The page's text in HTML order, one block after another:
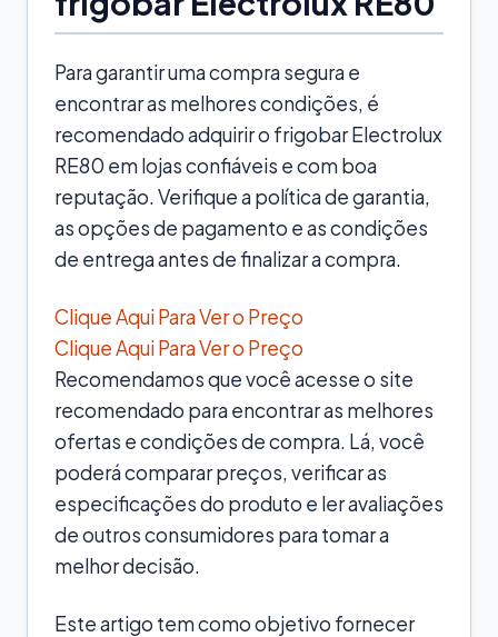
Para garantir uma compra segura e
encontrar as melhores condições, é
recomendado adquirir o frigobar Electrolux
RE80 em lojas confiáveis e com boa
reputação. Verifique a política de garantia,
as opções de pagamento e as condições
de entrega antes de finalizar a compra.
Clique Aqui Para Ver o Preço
Clique Aqui Para Ver o Preço
Recomendamos que você acesse o site
recomendado para encontrar as melhores
ofertas e condições de compra. Lá, você
poderá comparar preços, verificar as
especificações do produto e ler avaliações
de outros consumidores para tomar a
melhor decisão.
Este artigo tem como objetivo fornecer